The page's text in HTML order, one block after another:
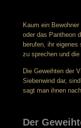
Kaum ein
oder das Pantheon
berufen, ihr
zu sprechen und
Die Geweihten der
Siebenwind dar,
sagt man ihnen
Der